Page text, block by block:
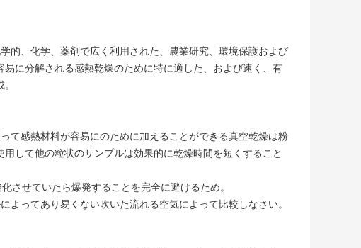
的、化学、薬剤で広く利用された、農業研究、環境保護および
に分解される感熱乾燥のために特に適した、および速く、有
て感熱材料が容易にのために加えることができる真空乾燥は粉
して他の粒状のサンプルは効果的に乾燥時間を短くすること
させていたら爆発することを完全に避けるため。
ってあり易くない吹いた流れる空気によって比較しなさい。